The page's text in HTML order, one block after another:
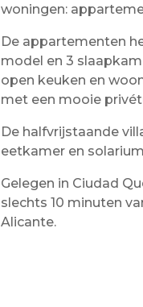
woningen:
De appartementen
model en 3
open keuken en
met een mooie
De halfvrijstaande
eetkamer en
Gelegen in Ciudad
slechts 10 minuten
Alicante.